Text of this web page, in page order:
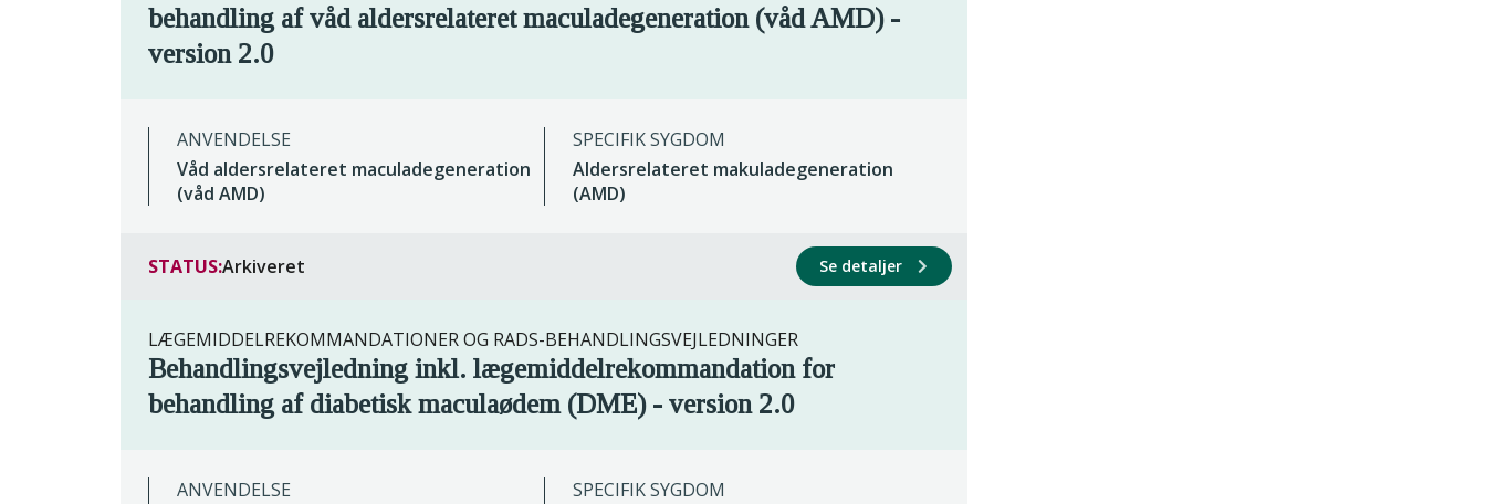
behandling af våd aldersrelateret maculadegeneration (våd AMD) -
version 2.0
ANVENDELSE
Våd aldersrelateret maculadegeneration
(våd AMD)
SPECIFIK SYGDOM
Aldersrelateret makuladegeneration
(AMD)
STATUS:Arkiveret Se detaljer
LÆGEMIDDELREKOMMANDATIONER OG RADS-BEHANDLINGSVEJLEDNINGER
Behandlingsvejledning inkl. lægemiddelrekommandation for
behandling af diabetisk maculaødem (DME) - version 2.0
ANVENDELSE
SPECIFIK SYGDOM